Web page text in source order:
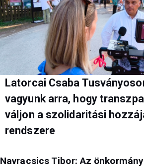
Latorcai Csaba
vagyunk arra, hogy
váljon a szolidaritási
rendszere
Navracsics Tibor: Az